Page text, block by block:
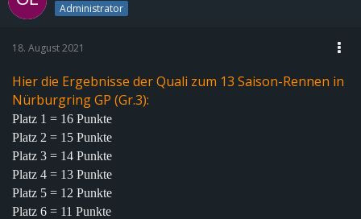
Administrator
18. August 2021
Hier die Ergebnisse der Quali zum 13 Saison-Rennen in
Nürburgring GP (Gr.3):
Platz 1 = 16 Punkte
Platz 2 = 15 Punkte
Platz 3 = 14 Punkte
Platz 4 = 13 Punkte
Platz 5 = 12 Punkte
Platz 6 = 11 Punkte